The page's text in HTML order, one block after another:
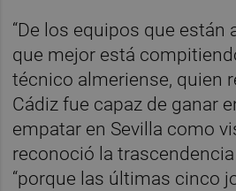
“De los equipos que están
que mejor está
técnico almeriense, quien
Cádiz fue capaz de ganar
empatar en Sevilla como
reconoció la
“porque las últimas cinco